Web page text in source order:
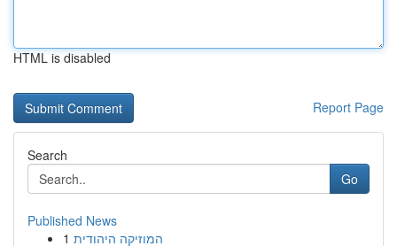
HTML is disabled
Report Page
Search
Go
Published News
1 המוזיקה היהודית